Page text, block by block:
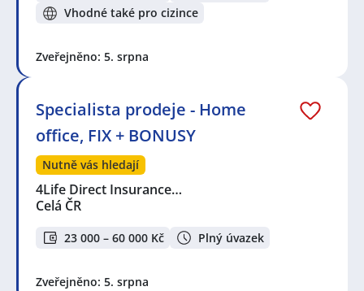
Vhodné také pro cizince
Zveřejněno: 5. srpna
Specialista prodeje - Home
office, FIX + BONUSY
Nutně vás hledají
4Life Direct Insurance…
Celá ČR
23 000 – 60 000 Kč Plný úvazek
Zveřejněno: 5. srpna